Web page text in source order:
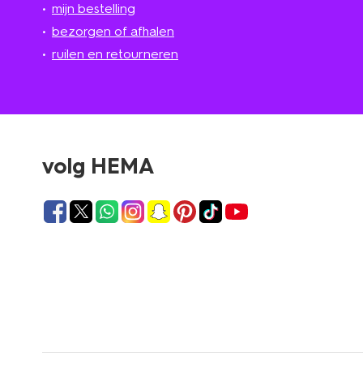
mijn bestelling
bezorgen of afhalen
ruilen en retourneren
volg HEMA